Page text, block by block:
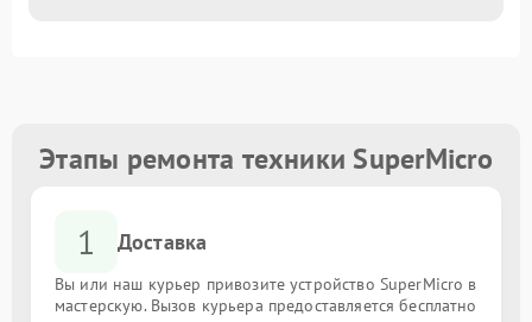
Этапы ремонта техники SuperMicro
1 Доставка
Вы или наш курьер привозите устройство SuperMicro в
мастерскую. Вызов курьера предоставляется бесплатно